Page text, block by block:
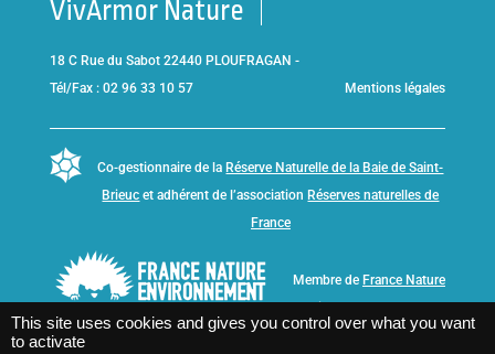
VivArmor Nature
18 C Rue du Sabot 22440 PLOUFRAGAN -
Tél/Fax : 02 96 33 10 57
Mentions légales
Co-gestionnaire de la Réserve Naturelle de la Baie de Saint-
Brieuc et adhérent de l’association Réserves naturelles de
France
Membre de France Nature
This site uses cookies and gives you control over what you want
to activate